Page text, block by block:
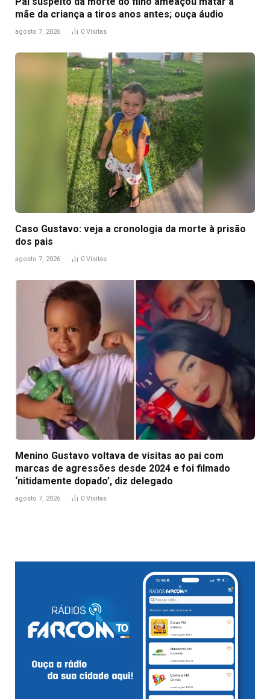
mãe da criança a tiros anos antes; ouça áudio
agosto 7, 2026 0 Visitas
Caso Gustavo: veja a cronologia da morte à prisão
dos pais
agosto 7, 2026 0 Visitas
Menino Gustavo voltava de visitas ao pai com
marcas de agressões desde 2024 e foi filmado
‘nitidamente dopado’, diz delegado
agosto 7, 2026 0 Visitas